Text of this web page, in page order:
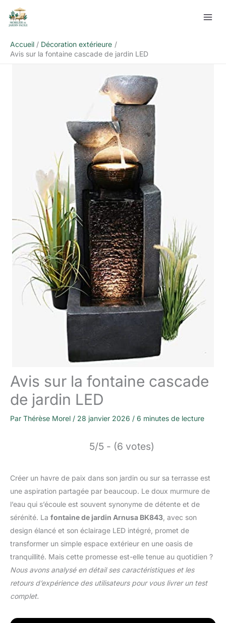
Accueil
Décoration extérieure
Avis sur la fontaine cascade de jardin LED
Avis sur la fontaine cascade
de jardin LED
Par Thérèse Morel / 28 janvier 2026 / 6 minutes de lecture
5/5 - (6 votes)
Créer un havre de paix dans son jardin ou sur sa terrasse est
une aspiration partagée par beaucoup. Le doux murmure de
l’eau qui s’écoule est souvent synonyme de détente et de
sérénité. La fontaine de jardin Arnusa BK843 , avec son
design élancé et son éclairage LED intégré, promet de
transformer un simple espace extérieur en une oasis de
tranquillité. Mais cette promesse est-elle tenue au quotidien ?
Nous avons analysé en détail ses caractéristiques et les
retours d’expérience des utilisateurs pour vous livrer un test
complet.
Rechercher